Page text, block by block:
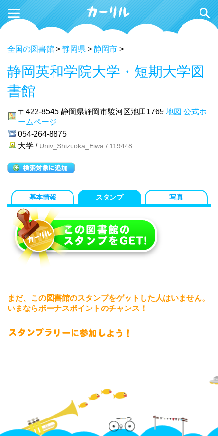
全国の図書館 > 静岡県 > 静岡市 >
静岡英和学院大学・短期大学図
書館
〒422-8545 静岡県静岡市駿河区池田1769 地図 公式ホ
ームページ
054-264-8875
大学 / Univ_Shizuoka_Eiwa / 119448
基本情報 スタンプ 写真
まだ、この図書館のスタンプをゲットした人はいません。
いまならボーナスポイントのチャンス！